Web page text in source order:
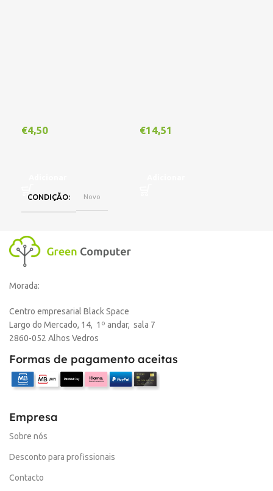
€4,50
CONDIÇÃO Novo
€14,51
Morada:
Centro empresarial Black Space
Largo do Mercado, 14, 1º andar, sala 7
2860-052 Alhos Vedros
Formas de pagamento aceitas
Empresa
Sobre nós
Desconto para profissionais
Contacto